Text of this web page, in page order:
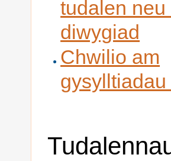
tudalen neu
diwygiad
Chwilio am